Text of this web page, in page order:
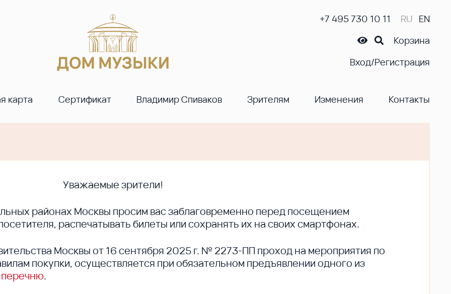
+7 495 730 10 11 RU EN
Корзина
Вход/Регистрация
карта Сертификат Владимир Спиваков Зрителям Изменения Контакты
Уважаемые зрители!
районах Москвы просим вас заблаговременно перед посещением
распечатывать билеты или сохранять их на своих смартфонах.
Москвы от 16 сентября 2025 г. № 2273-ПП проход на мероприятия по
покупки, осуществляется при обязательном предъявлении одного из
.